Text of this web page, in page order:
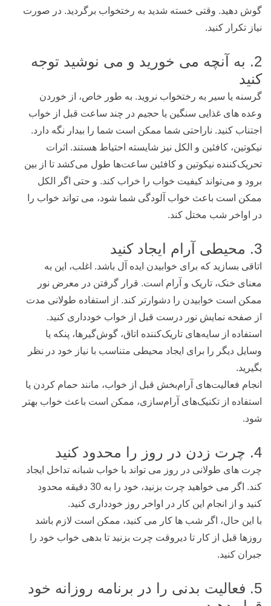
گوش دهید. وقتی خسته شدید به رختخواب برگردید. در صورت
نیاز تکرار کنید.
2. به آنچه می خورید و می نوشید توجه
کنید
گرسنه یا سیر به رختخواب نروید. به طور خاص، از خوردن
وعده های غذایی سنگین یا حجیم در چند ساعت قبل از خواب
اجتناب کنید. ناراحتی شما ممکن است شما را بیدار نگه دارد.
نیکوتین، کافئین و الکل نیز شایسته احتیاط هستند. اثرات
تحریک‌کننده نیکوتین و کافئین ساعت‌ها طول می‌کشد تا از بین
برود و می‌تواند کیفیت خواب را خراب کند. و حتی اگر الکل
ممکن است باعث خواب آلودگی شما شود، می تواند خواب را
در اواخر شب مختل کند.
3. محیطی آرام ایجاد کنید
اتاقی بسازید که برای خوابیدن ایده آل باشد. اغلب، این به
معنای خنک، تاریک و آرام است. قرار گرفتن در معرض نور
ممکن است خوابیدن را دشوارتر کند. از استفاده طولانی مدت
از صفحه نمایش نور درست قبل از خواب خودداری کنید.
استفاده از سایه‌های تاریک‌کننده اتاق، گوش‌گیرها، پنکه یا
وسایل دیگر را برای ایجاد محیطی متناسب با نیاز خود در نظر
بگیرید.
انجام فعالیت‌های آرام‌بخش قبل از خواب، مانند حمام کردن یا
استفاده از تکنیک‌های آرام‌سازی، ممکن است باعث خواب بهتر
شود.
4. چرت زدن در روز را محدود کنید
چرت های طولانی در روز می تواند با خواب شبانه تداخل ایجاد
کند. اگر می خواهید چرت بزنید، خود را به 30 دقیقه محدود
کنید و از انجام این کار در اواخر روز خودداری کنید.
با این حال، اگر شب ها کار می کنید، ممکن است لازم باشد
روزها قبل از کار تا دیروقت چرت بزنید تا بدهی خواب خود را
جبران کنید.
5. فعالیت بدنی را در برنامه روزانه خود